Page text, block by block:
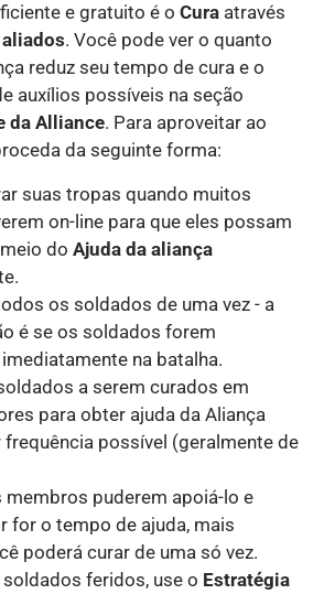
e gratuito é o Cura através
. Você pode ver o quanto
reduz seu tempo de cura e o
auxílios possíveis na seção
da Alliance. Para aproveitar ao
da seguinte forma:
suas tropas quando muitos
on-line para que eles possam
do Ajuda da aliança
os soldados de uma vez - a
é se os soldados forem
na batalha.
a serem curados em
para obter ajuda da Aliança
possível (geralmente de
membros puderem apoiá-lo e
for o tempo de ajuda, mais
poderá curar de uma só vez.
feridos, use o Estratégia